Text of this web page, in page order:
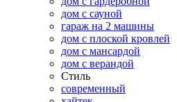
дом с сауной
гараж на 2 машины
дом с плоской кровлей
дом с мансардой
дом с верандой
Стиль
современный